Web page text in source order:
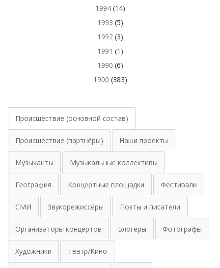
1994(14)
1993 (5)
1992(3)
1991 (1)
1990 (6)
1900 (383)
Происшествие (основной состав)
Происшествие (партнёры) Наши проекты
Музыканты Музыкальные коллективы
География Концертные площадки Фестивали
СМИ Звукорежиссёры Поэты и писатели
Организаторы концертов Блогеры Фотографы
Художники Театр/Кино